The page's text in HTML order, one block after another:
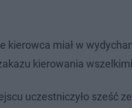
kierowca miał w
kierowania
uczestniczyło sześć